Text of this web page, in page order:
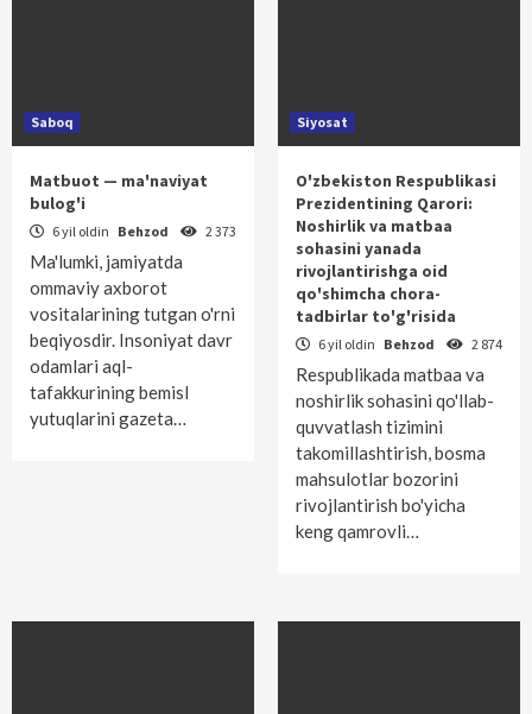
Saboq
Matbuot — ma'naviyat
bulog'i
6 yil oldin Behzod 2 373
Ma'lumki, jamiyatda
ommaviy axborot
vositalarining tutgan o'rni
beqiyosdir. Insoniyat davr
odamlari aql-
tafakkurining bemisl
yutuqlarini gazeta…
Siyosat
O'zbekiston Respublikasi
Prezidentining Qarori:
Noshirlik va matbaa
sohasini yanada
rivojlantirishga oid
qo'shimcha chora-
tadbirlar to'g'risida
6 yil oldin Behzod 2 874
Respublikada matbaa va
noshirlik sohasini qo'llab-
quvvatlash tizimini
takomillashtirish, bosma
mahsulotlar bozorini
rivoj­lantirish bo'yicha
keng qamrovli…